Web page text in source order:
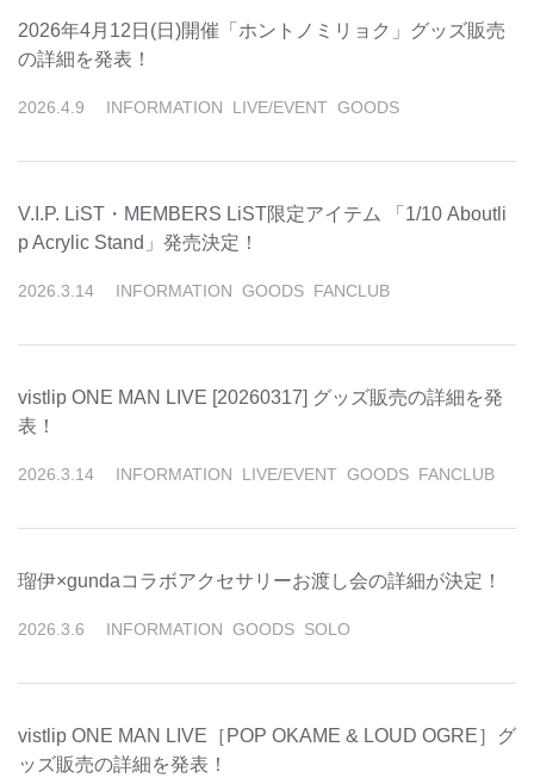
2026年4月12日(日)開催「ホントノミリョク」グッズ販売
の詳細を発表！
2026 4 9 INFORMATION LIVE/EVENT GOODS
V.I.P. LiST・MEMBERS LiST限定アイテム 「1/10 Aboutli
p Acrylic Stand」発売決定！
2026 3 14 INFORMATION GOODS FANCLUB
vistlip ONE MAN LIVE [20260317] グッズ販売の詳細を発
表！
2026 3 14 INFORMATION LIVE/EVENT GOODS FANCLUB
瑠伊×gundaコラボアクセサリーお渡し会の詳細が決定！
2026 3 6 INFORMATION GOODS SOLO
vistlip ONE MAN LIVE［POP OKAME & LOUD OGRE］グ
ッズ販売の詳細を発表！